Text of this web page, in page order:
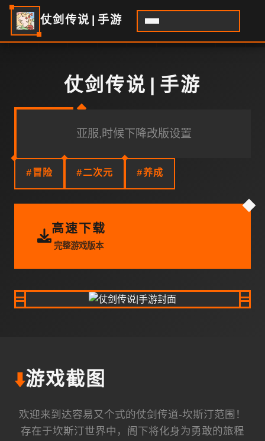
仗剑传说|手游
仗剑传说|手游
亚服,时候下降改版设置
#冒险 #二次元 #养成
高速下载
完整游戏版本
⬇️游戏截图
欢迎来到达容易又个式的仗剑传道-坎斯汀范围！
存在于坎斯汀世界中，阁下将化身为勇敢的旅程